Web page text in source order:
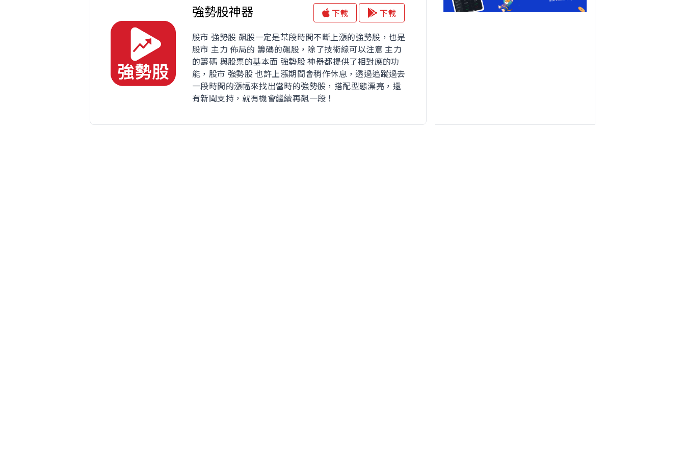
強勢股神器
下載
下載
股市 強勢股 飆股一定是某段時間不斷上漲的強勢股，也是
股市 主力 佈局的 籌碼的飆股，除了技術線可以注意 主力
的籌碼 與股票的基本面 強勢股 神器都提供了相對應的功
能，股市 強勢股 也許上漲期間會稍作休息，透過追蹤過去
一段時間的漲幅來找出當時的強勢股，搭配型態漂亮，還
有新聞支持，就有機會繼續再飆一段！